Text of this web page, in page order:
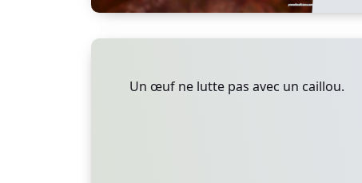
Un œuf ne lutte pas avec un caillou.